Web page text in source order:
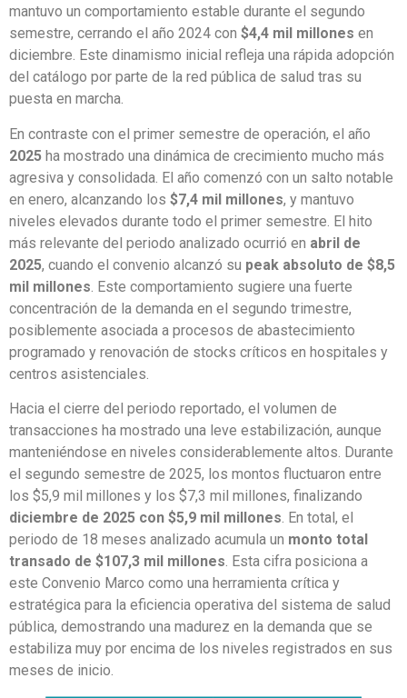
mantuvo un comportamiento estable durante el segundo
semestre, cerrando el año 2024 con $4,4 mil millones en
diciembre. Este dinamismo inicial refleja una rápida adopción
del catálogo por parte de la red pública de salud tras su
puesta en marcha.
En contraste con el primer semestre de operación, el año
2025 ha mostrado una dinámica de crecimiento mucho más
agresiva y consolidada. El año comenzó con un salto notable
en enero, alcanzando los $7,4 mil millones, y mantuvo
niveles elevados durante todo el primer semestre. El hito
más relevante del periodo analizado ocurrió en abril de
2025, cuando el convenio alcanzó su peak absoluto de $8,5
mil millones . Este comportamiento sugiere una fuerte
concentración de la demanda en el segundo trimestre,
posiblemente asociada a procesos de abastecimiento
programado y renovación de stocks críticos en hospitales y
centros asistenciales.
Hacia el cierre del periodo reportado, el volumen de
transacciones ha mostrado una leve estabilización, aunque
manteniéndose en niveles considerablemente altos. Durante
el segundo semestre de 2025, los montos fluctuaron entre
los $5,9 mil millones y los $7,3 mil millones, finalizando
diciembre de 2025 con $5,9 mil millones. En total, el
periodo de 18 meses analizado acumula un monto total
transado de $107,3 mil millones. Esta cifra posiciona a
este Convenio Marco como una herramienta crítica y
estratégica para la eficiencia operativa del sistema de salud
pública, demostrando una madurez en la demanda que se
estabiliza muy por encima de los niveles registrados en sus
meses de inicio.